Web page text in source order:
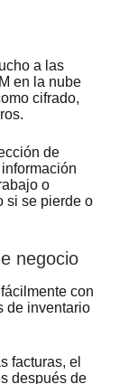
a las
en la nube
cifrado,
de
o
si se pierde o
negocio
con
de inventario
facturas, el
después de